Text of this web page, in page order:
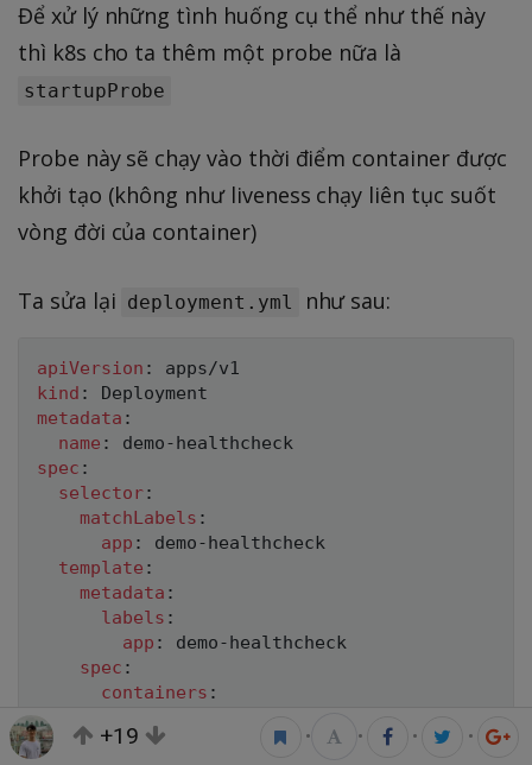
Để xử lý những tình huống cụ thể như thế này
thì k8s cho ta thêm một probe nữa là
startupProbe
Probe này sẽ chạy vào thời điểm container được
khởi tạo (không như liveness chạy liên tục suốt
vòng đời của container)
Ta sửa lại deployment.yml như sau:
apiVersion :
kind :
metadata :
name : demo-
spec :
selector:
matchLabels :
app : demo-healthcheck
template :
metadata :
labels :
app : demo-healthcheck
spec :
containers :
image
maitrungduc1410/viblo k8s -
+19 • • • •